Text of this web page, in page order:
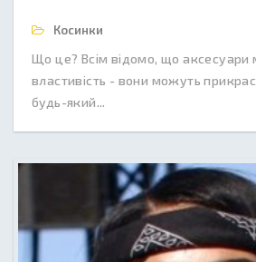
Косинки
Що це? Всім відомо, що аксесуари
властивість - вони можуть
будь-який...